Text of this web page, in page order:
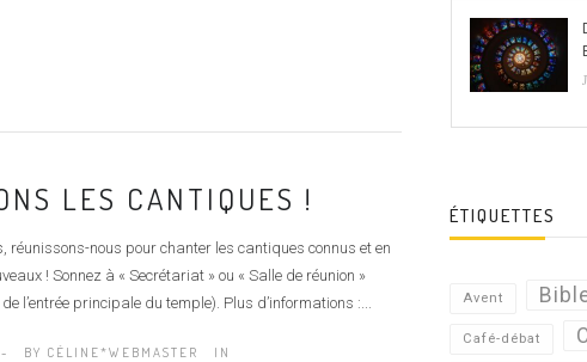
LES CANTIQUES !
réunissons-nous pour chanter les cantiques connus et en
! Sonnez à « Secrétariat » ou « Salle de réunion »
l’entrée principale du temple). Plus d’informations :...
BY CÉLINE*WEBMASTER IN
ÉTIQUETTES
Avent
Café-débat